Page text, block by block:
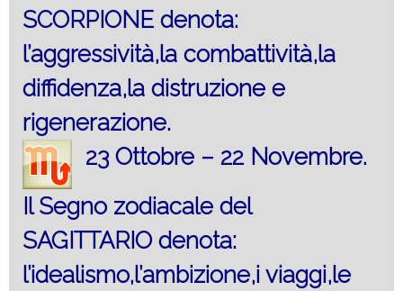
SCORPIONE denota:
l’aggressività,la combattività,la
diffidenza,la distruzione e
rigenerazione.
23 Ottobre – 22 Novembre.
Il Segno zodiacale del
SAGITTARIO denota:
l’idealismo,l’ambizione,i viaggi,le